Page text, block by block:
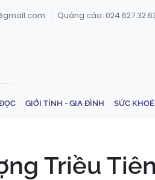
Quảng cáo:
GIỚI TÍNH - GIA ĐÌNH SỨC
Triều